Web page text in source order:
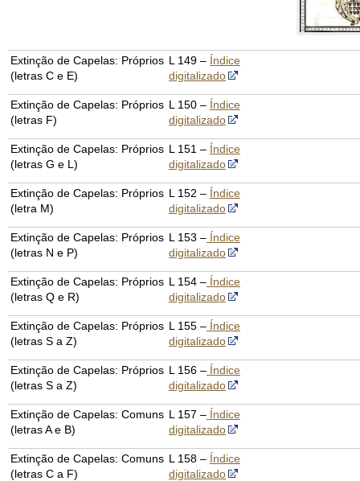
Extinção de Capelas: Próprios
(letras C e E)
L 149 – Índice
digitalizado
Extinção de Capelas: Próprios
(letras F)
L 150 – Índice
digitalizado
Extinção de Capelas: Próprios
(letras G e L)
L 151 – Índice
digitalizado
Extinção de Capelas: Próprios
(letra M)
L 152 – Índice
digitalizado
Extinção de Capelas: Próprios
(letras N e P)
L 153 – Índice
digitalizado
Extinção de Capelas: Próprios
(letras Q e R)
L 154 – Índice
digitalizado
Extinção de Capelas: Próprios
(letras S a Z)
L 155 – Índice
digitalizado
Extinção de Capelas: Próprios
(letras S a Z)
L 156 – Índice
digitalizado
Extinção de Capelas: Comuns
(letras A e B)
L 157 – Índice
digitalizado
Extinção de Capelas: Comuns
(letras C a F)
L 158 – Índice
digitalizado